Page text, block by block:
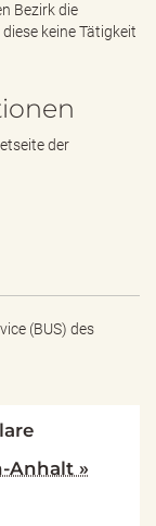
Bezirk die
keine Tätigkeit
der
(BUS) des
Anhalt »